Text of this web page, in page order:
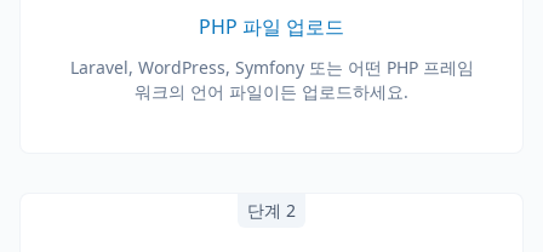
PHP 파일 업로드
Laravel, WordPress, Symfony 또는 어떤 PHP 프레임
워크의 언어 파일이든 업로드하세요.
단계 2